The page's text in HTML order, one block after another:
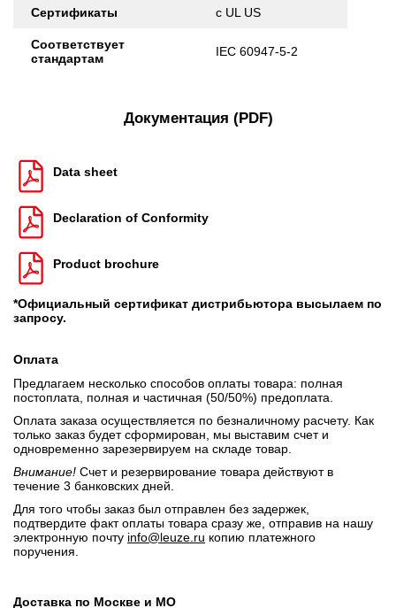
Сертификаты c UL US
Соответствует
стандартам
IEC 60947-5-2
Документация (PDF)
Data sheet
Declaration of Conformity
Product brochure
*Официальный сертификат дистрибьютора высылаем по
запросу.
Оплата
Предлагаем несколько способов оплаты товара: полная
постоплата, полная и частичная (50/50%) предоплата.
Оплата заказа осуществляется по безналичному расчету. Как
только заказ будет сформирован, мы выставим счет и
одновременно зарезервируем на складе товар.
Внимание! Счет и резервирование товара действуют в
течение 3 банковских дней.
Для того чтобы заказ был отправлен без задержек,
подтвердите факт оплаты товара сразу же, отправив на нашу
электронную почту info@leuze.ru копию платежного
поручения.
Доставка по Москве и МО